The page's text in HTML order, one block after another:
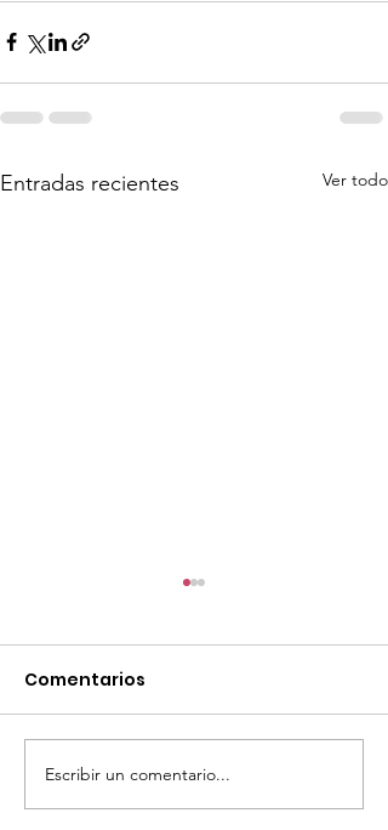
Entradas recientes Ver todo
¡Acapulco y Guerrero
se Visten de Fiesta!
Comentarios
Escribir un comentario...